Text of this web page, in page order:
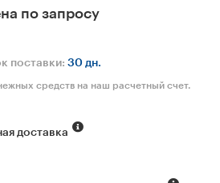
по запросу
поставки: 30 дн.
средств на наш расчетный счет.
доставка